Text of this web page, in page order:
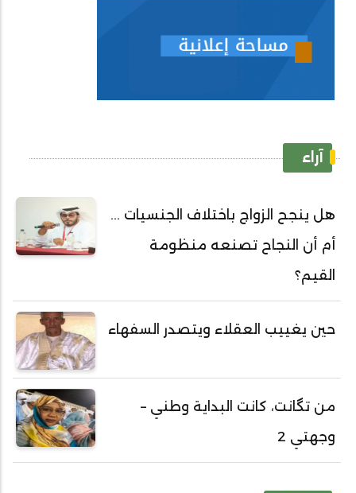
آراء
هل ينجح الزواج باختلاف الجنسيات ...
أم أن النجاح تصنعه منظومة
القيم؟
حين يغييب العقلاء ويتصدر السفهاء
من تگانت، كانت البداية وطني –
وجهتي 2